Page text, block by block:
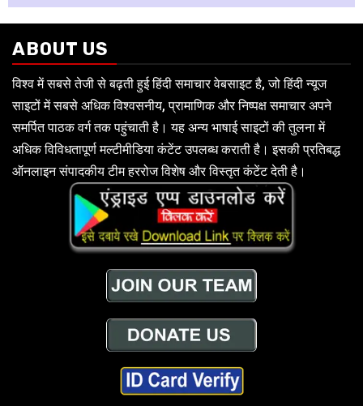
ABOUT US
विश्व में सबसे तेजी से बढ़ती हुई हिंदी समाचार वेबसाइट है, जो हिंदी न्यूज
साइटों में सबसे अधिक विश्वसनीय, प्रामाणिक और निष्पक्ष समाचार अपने
समर्पित पाठक वर्ग तक पहुंचाती है। यह अन्य भाषाई साइटों की तुलना में
अधिक विविधतापूर्ण मल्टीमीडिया कंटेंट उपलब्ध कराती है। इसकी प्रतिबद्ध
ऑनलाइन संपादकीय टीम हररोज विशेष और विस्तृत कंटेंट देती है।